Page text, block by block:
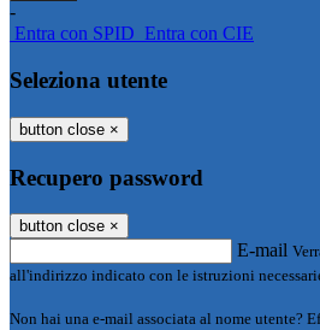
-
Entra con SPID Entra con CIE
Seleziona utente
button close ×
Recupero password
button close ×
E-mail
all'indirizzo indicato con le istruzioni
Non hai una e-mail associata al nome utente?